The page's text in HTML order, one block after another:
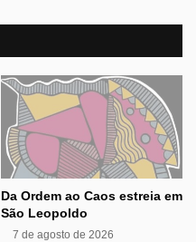
Da Ordem ao Caos estreia em
São Leopoldo
7 de agosto de 2026